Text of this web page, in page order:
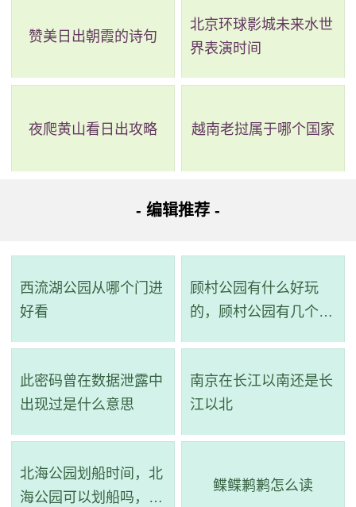
赞美日出朝霞的诗句
北京环球影城未来水世
界表演时间
夜爬黄山看日出攻略 越南老挝属于哪个国家
- 编辑推荐 -
西流湖公园从哪个门进
好看
顾村公园有什么好玩
的，顾村公园有几个景
此密码曾在数据泄露中
出现过是什么意思
南京在长江以南还是长
江以北
北海公园划船时间，北
海公园可以划船吗，北
鲽鲽鹣鹣怎么读